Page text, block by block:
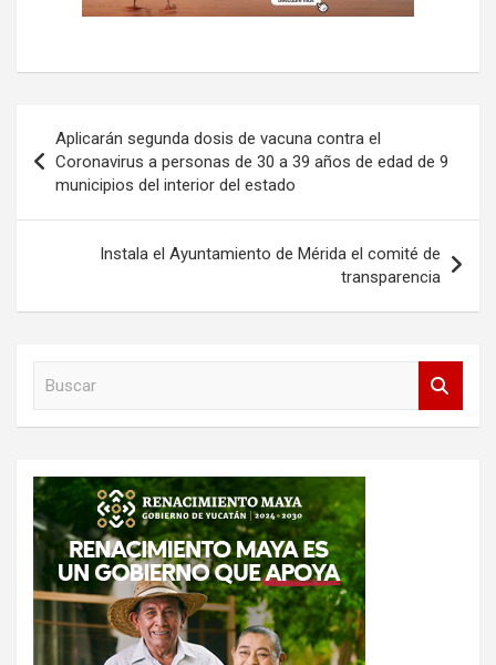
de
entradas
Aplicarán segunda dosis de vacuna contra el
Coronavirus a personas de 30 a 39 años de edad de 9
municipios del interior del estado
Instala el Ayuntamiento de Mérida el comité de
transparencia
r